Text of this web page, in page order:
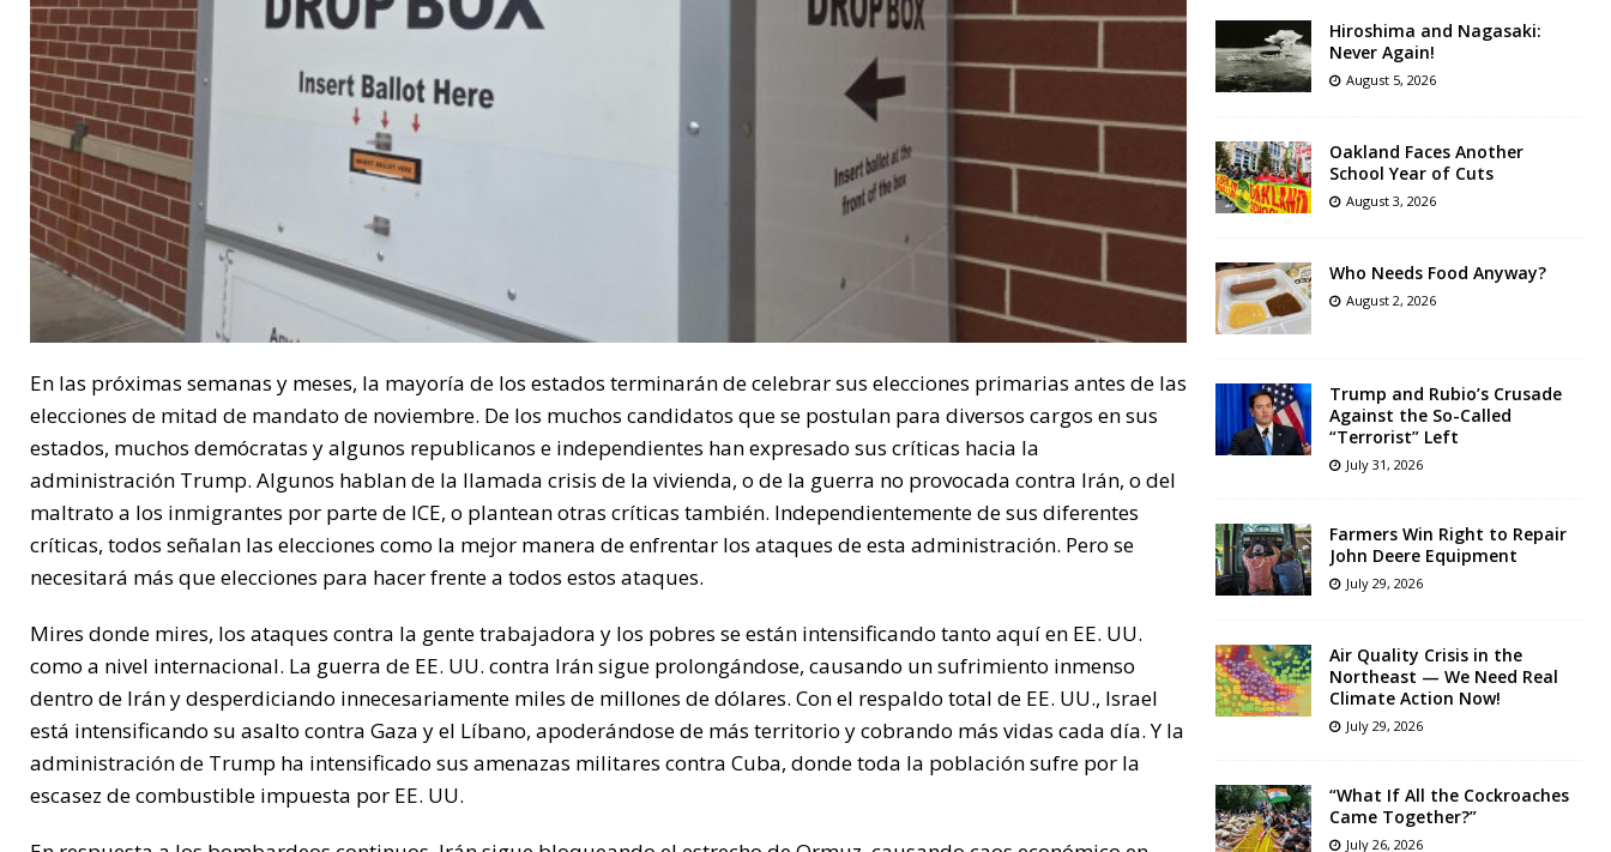
En las próximas semanas y meses, la mayoría de los estados terminarán de celebrar sus elecciones primarias antes de las
elecciones de mitad de mandato de noviembre. De los muchos candidatos que se postulan para diversos cargos en sus
estados, muchos demócratas y algunos republicanos e independientes han expresado sus críticas hacia la
administración Trump. Algunos hablan de la llamada crisis de la vivienda, o de la guerra no provocada contra Irán, o del
maltrato a los inmigrantes por parte de ICE, o plantean otras críticas también. Independientemente de sus diferentes
críticas, todos señalan las elecciones como la mejor manera de enfrentar los ataques de esta administración. Pero se
necesitará más que elecciones para hacer frente a todos estos ataques.
Mires donde mires, los ataques contra la gente trabajadora y los pobres se están intensificando tanto aquí en EE. UU.
como a nivel internacional. La guerra de EE. UU. contra Irán sigue prolongándose, causando un sufrimiento inmenso
dentro de Irán y desperdiciando innecesariamente miles de millones de dólares. Con el respaldo total de EE. UU., Israel
está intensificando su asalto contra Gaza y el Líbano, apoderándose de más territorio y cobrando más vidas cada día. Y la
administración de Trump ha intensificado sus amenazas militares contra Cuba, donde toda la población sufre por la
escasez de combustible impuesta por EE. UU.
Hiroshima and Nagasaki:
Never Again!
August 5, 2026
Oakland Faces Another
School Year of Cuts
August 3, 2026
Who Needs Food Anyway?
August 2, 2026
Trump and Rubio’s Crusade
Against the So-Called
“Terrorist” Left
July 31, 2026
Farmers Win Right to Repair
John Deere Equipment
July 29, 2026
Air Quality Crisis in the
Northeast — We Need Real
Climate Action Now!
July 29, 2026
“What If All the Cockroaches
Came Together?”
July 26, 2026